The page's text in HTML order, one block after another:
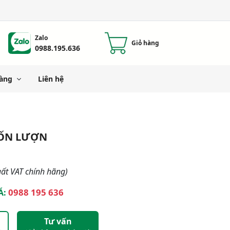
Zalo
0988.195.636 Giỏ hàng
Liên hệ
LƯỢN
VAT chính hãng)
0988 195 636
Tư vấn